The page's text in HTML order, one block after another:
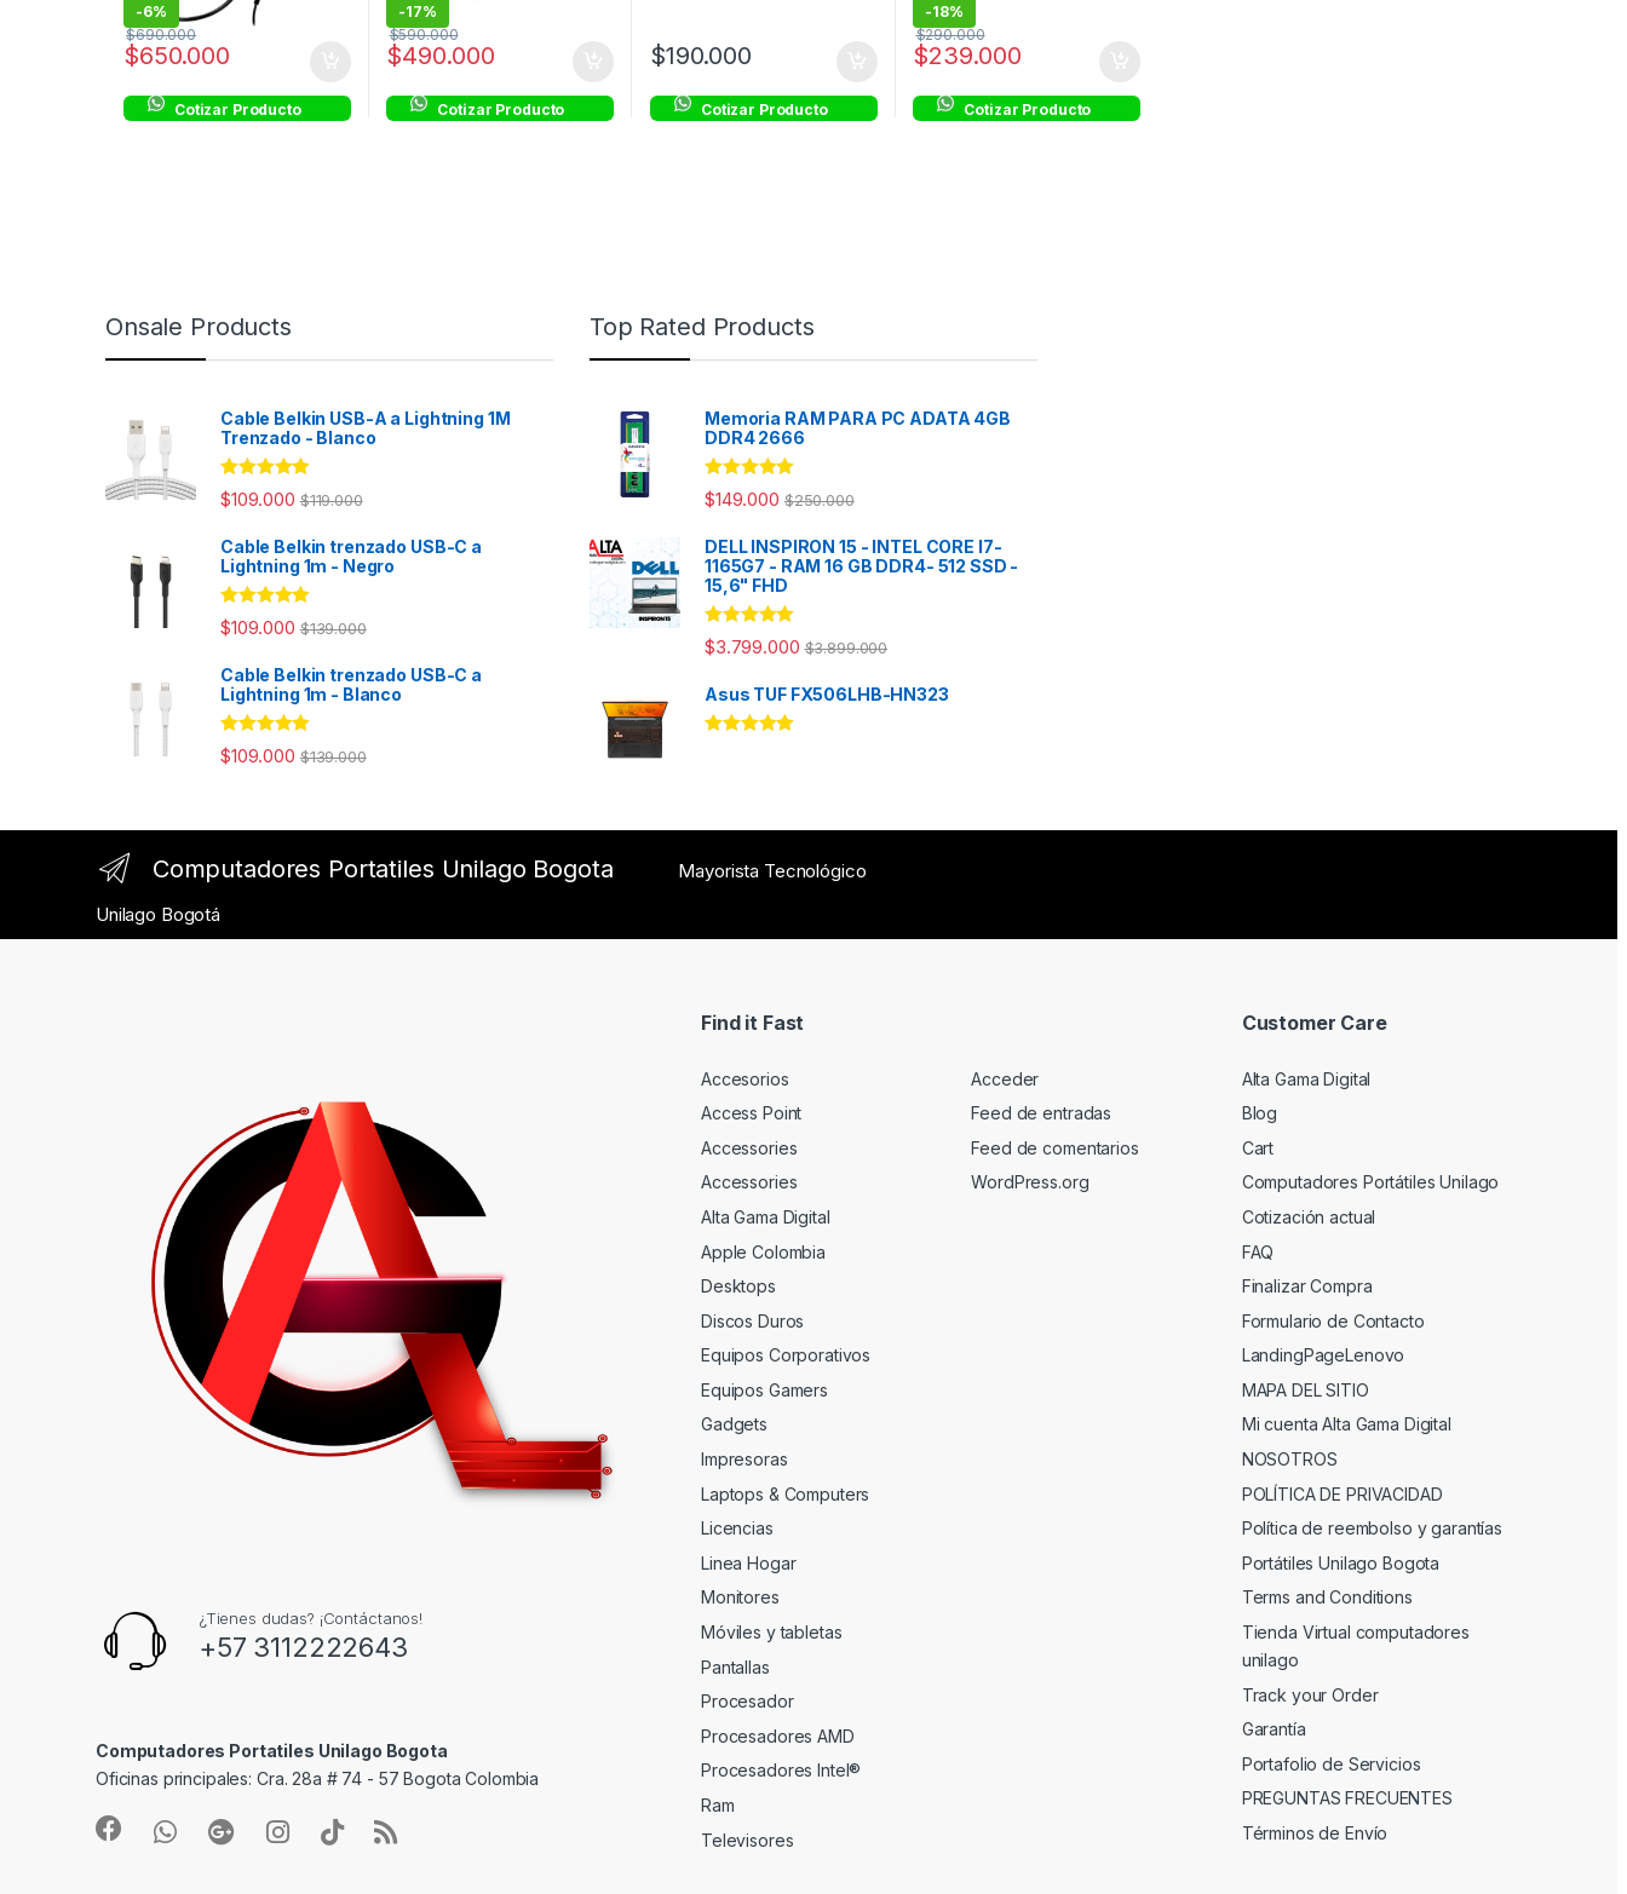
-6%
$650.000
$690.000
Cotizar Producto
-17%
$490.000
$590.000
Cotizar Producto
$190.000
Cotizar Producto
-18%
$239.000
$290.000
Cotizar Producto
Onsale Products
Cable Belkin USB-A a Lightning 1M
Trenzado - Blanco
Rated 4.98
out of 5
$109.000 $119.000
Cable Belkin trenzado USB-C a
Lightning 1m - Negro
Rated 4.94
out of 5
$109.000 $139.000
Cable Belkin trenzado USB-C a
Lightning 1m - Blanco
Rated 4.98
out of 5
$109.000 $139.000
Top Rated Products
Memoria RAM PARA PC ADATA 4GB
DDR4 2666
Rated 5.00
out of 5
$149.000 $250.000
DELL INSPIRON 15 - INTEL CORE I7-
1165G7 - RAM 16 GB DDR4- 512 SSD -
15,6" FHD
Rated5.00
out of 5
$3.799.000 $3.899.000
Asus TUF FX506LHB-HN323
Computadores Portatiles Unilago Bogota
Mayorista Tecnológico
Unilago Bogotá
¿Tienes dudas? ¡Contáctanos!
+57 3112222643
Computadores Portatiles Unilago Bogota
Oficinas principales: Cra. 28a # 74 - 57 Bogota Colombia
Find it Fast
Accesorios
Access Point
Accessories
Accessories
Alta Gama Digital
Apple Colombia
Desktops
Discos Duros
Equipos Corporativos
Equipos Gamers
Gadgets
Impresoras
Laptops & Computers
Licencias
Linea Hogar
Monitores
Móviles y tabletas
Pantallas
Procesador
Procesadores AMD
Procesadores Intel®
Ram
Televisores
Acceder
Feed de entradas
Feed de comentarios
WordPress.org
Customer Care
Alta Gama Digital
Blog
Cart
Computadores Portátiles Unilago
Cotización actual
FAQ
Finalizar Compra
Formulario de Contacto
LandingPageLenovo
MAPA DEL SITIO
Mi cuenta Alta Gama Digital
NOSOTROS
POLÍTICA DE PRIVACIDAD
Política de reembolso y garantías
Portátiles Unilago Bogota
Terms and Conditions
Tienda Virtual computadores
unilago
Track your Order
Garantía
Portafolio de Servicios
PREGUNTAS FRECUENTES
Términos de Envío